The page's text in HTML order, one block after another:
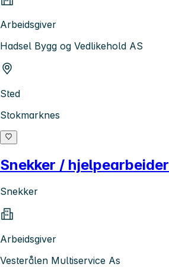
Arbeidsgiver
Hadsel Bygg og Vedlikehold AS
Sted
Stokmarknes
Snekker /
Snekker
Arbeidsgiver
Vesterålen Multiservice As